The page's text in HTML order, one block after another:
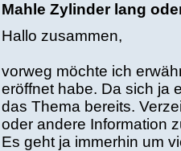
Mahle Zylinder lang
Hallo zusammen,
vorweg möchte ich
eröffnet habe. Da sich ja
das Thema bereits.
oder andere Information
Es geht ja immerhin um